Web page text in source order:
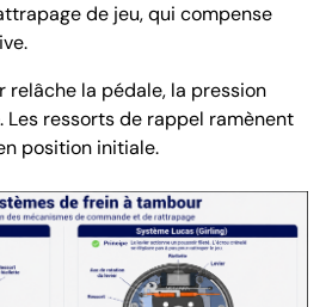
de jeu, qui compense
relâche la pédale, la pression
Les ressorts de rappel ramènent
position initiale.